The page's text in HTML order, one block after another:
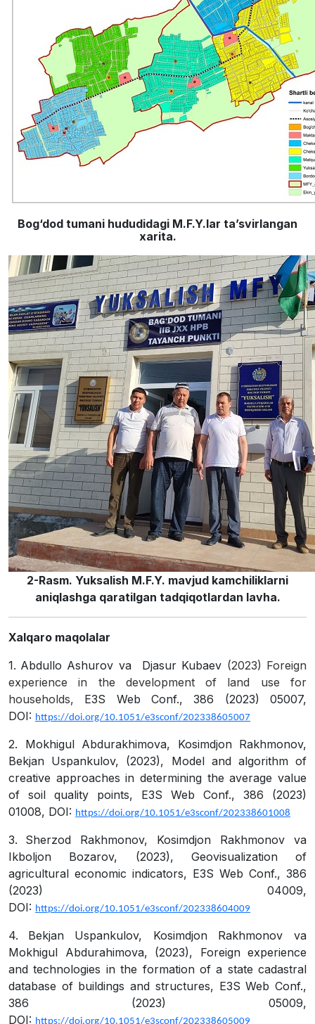
Bog‘dod tumani hududidagi M.F.Y.lar ta’svirlangan
xarita.
2-Rasm. Yuksalish M.F.Y. mavjud kamchiliklarni
aniqlashga qaratilgan tadqiqotlardan lavha.
Xalqaro maqolalar
1. Abdullo Ashurov va Djasur Kubaev (2023) Foreign
experience in the development of land use for
households, E3S Web Conf., 386 (2023) 05007,
DOI: https://doi.org/10.1051/e3sconf/202338605007
2. Mokhigul Abdurakhimova, Kosimdjon Rakhmonov,
Bekjan Uspankulov, (2023), Model and algorithm of
creative approaches in determining the average value
of soil quality points, E3S Web Conf., 386 (2023)
01008, DOI: https://doi.org/10.1051/e3sconf/202338601008
3.
Sherzod Rakhmonov, Kosimdjon Rakhmonov va
Ikboljon Bozarov, (2023), Geovisualization of
agricultural economic indicators, E3S Web Conf., 386
(2023) 04009,
DOI: https://doi.org/10.1051/e3sconf/202338604009
4.
Bekjan Uspankulov, Kosimdjon Rakhmonov va
Mokhigul Abdurahimova, (2023), Foreign experience
and technologies in the formation of a state cadastral
database of buildings and structures, E3S Web Conf.,
386 (2023) 05009,
DOI: https://doi.org/10.1051/e3sconf/202338605009